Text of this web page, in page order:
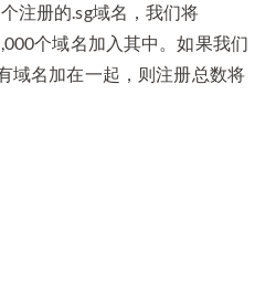
注册的.sg域名，我们将
个域名加入其中。如果我们
域名加在一起，则注册总数将